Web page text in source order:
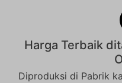
Harga Terbaik
Diproduksi di Pabrik